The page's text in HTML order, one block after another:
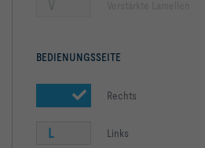
BEDIENUNGSSEITE
Rechts
L Links